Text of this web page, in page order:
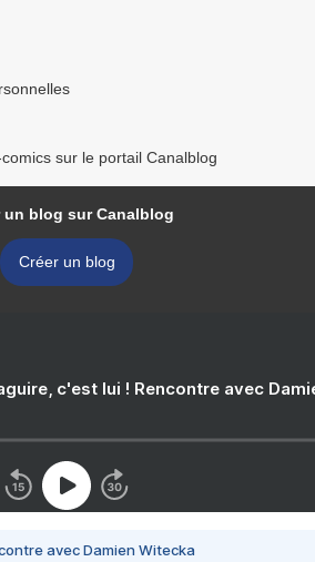
sur le portail Canalblog
un blog sur Canalblog
Créer un blog
c'est lui ! Rencontre avec
avec Damien Witecka